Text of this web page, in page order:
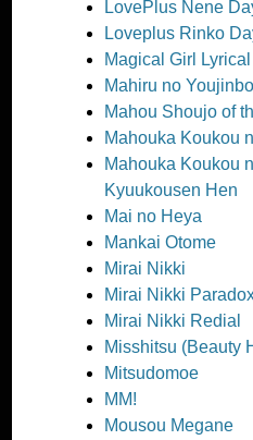
LovePlus Nene
Loveplus Rinko
Magical Girl
Mahiru no
Mahou Shoujo of
Mahouka Koukou
Mahouka Koukou
Kyuukousen Hen
Mai no Heya
Mankai Otome
Mirai Nikki
Mirai Nikki
Mirai Nikki Redial
Misshitsu (Beauty
Mitsudomoe
MM!
Mousou Megane